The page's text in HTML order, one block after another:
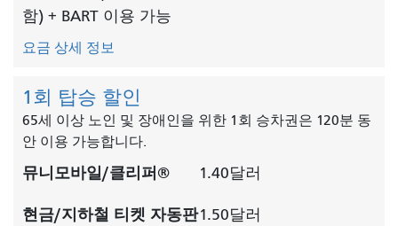
함) + BART 이용 가능
요금 상세 정보
1회 탑승 할인
65세 이상 노인 및 장애인을 위한 1회 승차권은 120분 동
안 이용 가능합니다.
뮤니모바일/클리퍼® 1.40달러
현금/지하철 티켓 자동판1.50달러